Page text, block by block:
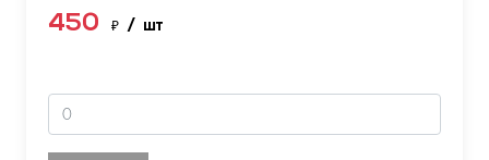
450 ₽ / шт